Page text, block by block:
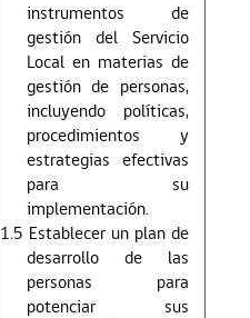
instrumentos de
gestión del Servicio
Local en materias de
gestión de personas,
incluyendo políticas,
procedimientos y
estrategias efectivas
para su
implementación.
1.5 Establecer un plan de
desarrollo de las
personas para
potenciar sus